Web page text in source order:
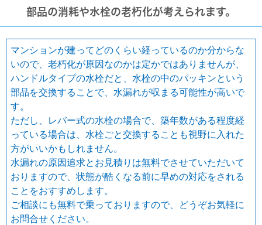
部品の消耗や水栓の老朽化が考えられます。
マンションが建ってどのくらい経っているのか分からな
いので、老朽化が原因なのかは定かではありませんが、
ハンドルタイプの水栓だと、水栓の中のパッキンという
部品を交換することで、水漏れが収まる可能性が高いで
す。
ただし、レバー式の水栓の場合で、築年数がある程度経
っている場合は、水栓ごと交換することも視野に入れた
方がいいかもしれません。
水漏れの原因追求とお見積りは無料でさせていただいて
おりますので、状態が酷くなる前に早めの対応をされる
ことをおすすめします。
ご相談にも無料で乗っておりますので、どうぞお気軽に
お問合せください。